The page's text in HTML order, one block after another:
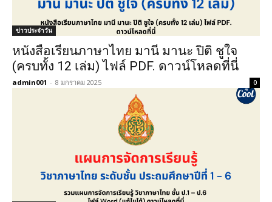
ข่าวประจำวัน
หนังสือเรียนภาษาไทย มานี มานะ ปิติ ชูใจ
(ครบทั้ง 12 เล่ม) ไฟล์ PDF. ดาวน์โหลดที่นี่
admin001 - 8 มกราคม 2025 0